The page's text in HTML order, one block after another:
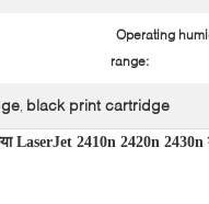
Operating
range:
, black print cartridge
LaserJet 2410n 2420n 2430n